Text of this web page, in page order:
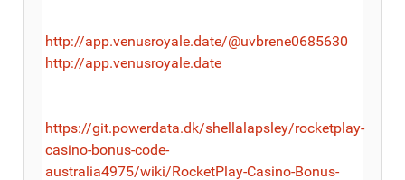
http://app.venusroyale.date/@uvbrene0685630
http://app.venusroyale.date
https://git.powerdata.dk/shellalapsley/rocketplay-
casino-bonus-code-
australia4975/wiki/RocketPlay-Casino-Bonus-